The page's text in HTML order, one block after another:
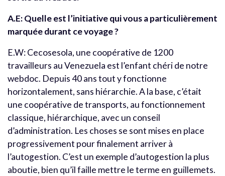
A.E: Quelle est l’initiative qui vous a particulièrement
marquée durant ce voyage ?
E.W: Cecosesola, une coopérative de 1200
travailleurs au Venezuela est l’enfant chéri de notre
webdoc. Depuis 40 ans tout y fonctionne
horizontalement, sans hiérarchie. A la base, c’était
une coopérative de transports, au fonctionnement
classique, hiérarchique, avec un conseil
d’administration. Les choses se sont mises en place
progressivement pour finalement arriver à
l’autogestion. C’est un exemple d’autogestion la plus
aboutie, bien qu’il faille mettre le terme en guillemets.